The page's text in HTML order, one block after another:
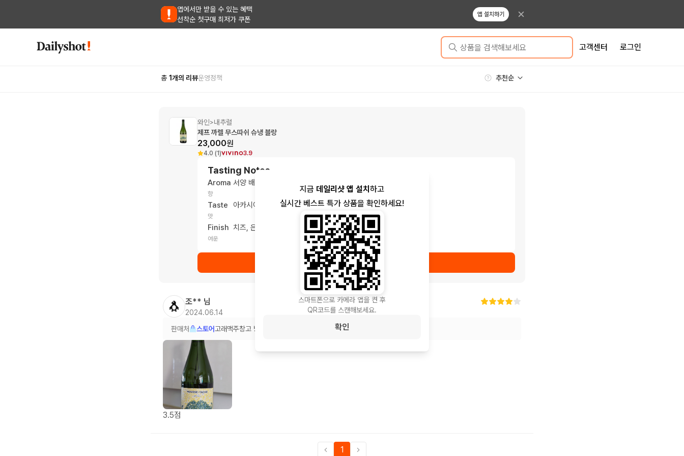
앱에서만 받을 수 있는 혜택
선착순 첫구매 최저가 쿠폰
앱 설치하기
상품을 검색해보세요 고객센터 로그인
총 1개의 리뷰운영정책
와인>내추럴
제프 까렐 무스따쉬 슈냉 블랑
23,000원
4.0 (1) 3.9
Tasting Notes
Aroma
향
서양 배, 복숭아, 사과
Taste
맛
아카시아 꽃, 섬세한, 부드러운
Finish
여운
치즈, 은은한 탄산감, 가벼운
상품 보러가기
🐧 조** 님
2024.06.14
판매처 스토어고래맥주창고 방이점
3.5점
1
지금 데일리샷 앱 설치 하고
실시간 베스트 특가 상품을 확인하세요!
스마트폰으로 카메라 앱을 켠 후
QR코드를 스캔해보세요.
확인